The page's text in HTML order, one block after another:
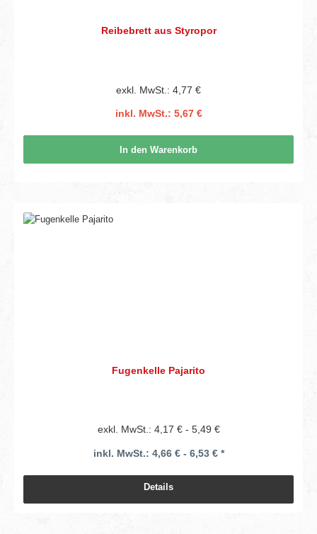
Reibebrett aus Styropor
exkl. MwSt.: 4,77 €
inkl. MwSt.: 5,67 €
In den Warenkorb
Fugenkelle Pajarito
exkl. MwSt.: 4,17 € - 5,49 €
inkl. MwSt.: 4,66 € - 6,53 € *
Details